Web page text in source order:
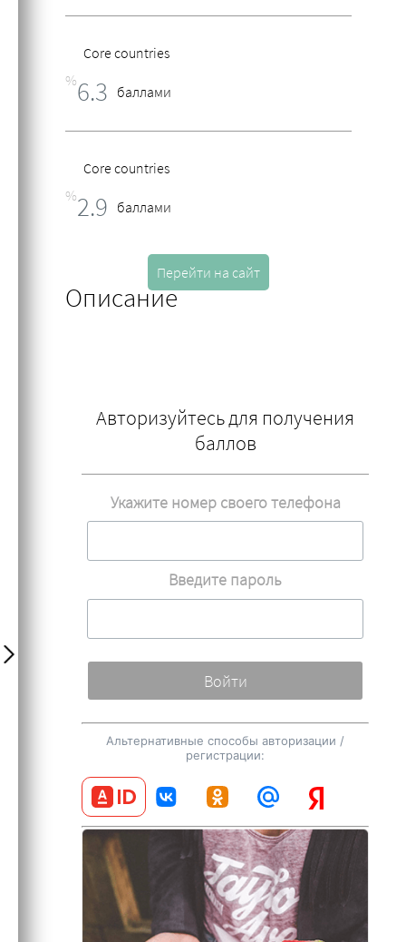
Core countries
%6.3 баллами
Core countries
%2.9 баллами
Other countries
%
Перейти на сайт
Описание
Авторизуйтесь для получения
баллов
Укажите номер своего телефона
Введите пароль
Альтернативные способы авторизации /
регистрации: